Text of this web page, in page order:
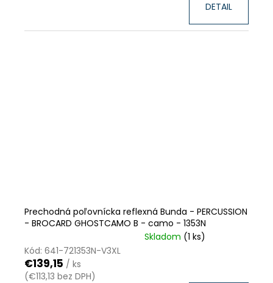
DETAIL
Prechodná poľovnícka reflexná Bunda - PERCUSSION
- BROCARD GHOSTCAMO B - camo - 1353N
Skladom (1 ks)
Kód: 641-721353N-V3XL
€139,15 / ks
(€113,13 bez DPH)